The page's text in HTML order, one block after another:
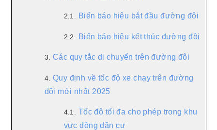
2.1. Biển báo hiệu bắt đầu đường đôi
2.2. Biển báo hiệu kết thúc đường đôi
3. Các quy tắc di chuyển trên đường đôi
4. Quy định về tốc độ xe chạy trên đường
đôi mới nhất 2025
4.1.
Tốc độ tối đa cho phép trong khu
vực đông dân cư